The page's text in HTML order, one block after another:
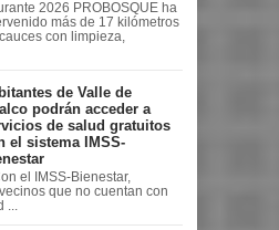
2026 PROBOSQUE ha
más de 17 kilómetros
con limpieza,
de Valle de
podrán acceder a
de salud gratuitos
el sistema IMSS-
el IMSS-Bienestar,
que no cuentan con